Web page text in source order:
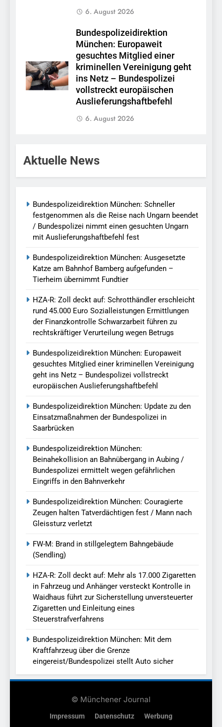
6. August 2026
Bundespolizeidirektion
München: Europaweit
gesuchtes Mitglied einer
kriminellen Vereinigung geht
ins Netz – Bundespolizei
vollstreckt europäischen
Auslieferungshaftbefehl
6. August 2026
Aktuelle News
Bundespolizeidirektion München: Schneller
festgenommen als die Reise nach Ungarn beendet
/ Bundespolizei nimmt einen gesuchten Ungarn
mit Auslieferungshaftbefehl fest
Bundespolizeidirektion München: Ausgesetzte
Katze am Bahnhof Bamberg aufgefunden –
Tierheim übernimmt Fundtier
HZA-R: Zoll deckt auf: Schrotthändler erschleicht
rund 45.000 Euro Sozialleistungen Ermittlungen
der Finanzkontrolle Schwarzarbeit führen zu
rechtskräftiger Verurteilung wegen Betrugs
Bundespolizeidirektion München: Europaweit
gesuchtes Mitglied einer kriminellen Vereinigung
geht ins Netz – Bundespolizei vollstreckt
europäischen Auslieferungshaftbefehl
Bundespolizeidirektion München: Update zu den
Einsatzmaßnahmen der Bundespolizei in
Saarbrücken
Bundespolizeidirektion München:
Beinahekollision an Bahnübergang in Aubing /
Bundespolizei ermittelt wegen gefährlichen
Eingriffs in den Bahnverkehr
Bundespolizeidirektion München: Couragierte
Zeugen halten Tatverdächtigen fest / Mann nach
Gleissturz verletzt
FW-M: Brand in stillgelegtem Bahngebäude
(Sendling)
HZA-R: Zoll deckt auf: Mehr als 17.000 Zigaretten
in Fahrzeug und Anhänger versteckt Kontrolle in
Waidhaus führt zur Sicherstellung unversteuerter
Zigaretten und Einleitung eines
Steuerstrafverfahrens
Bundespolizeidirektion München: Mit dem
Kraftfahrzeug über die Grenze
eingereist/Bundespolizei stellt Auto sicher
© Münchener Journal
Impressum Datenschutz Werbung